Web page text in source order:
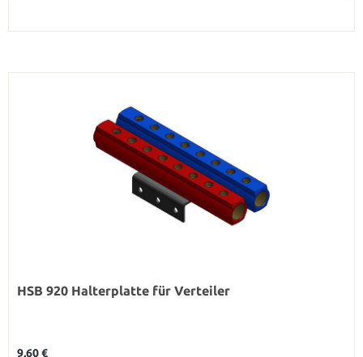
HSB 920 Halterplatte für Verteiler
9,60 €